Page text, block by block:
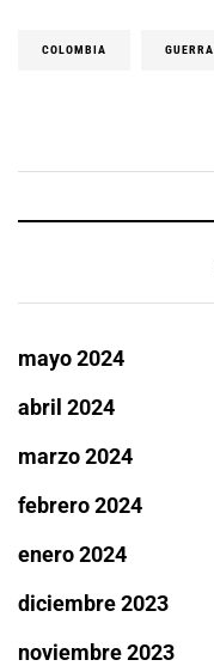
COLOMBIA GUERRA
mayo 2024
abril 2024
marzo 2024
febrero 2024
enero 2024
diciembre 2023
noviembre 2023